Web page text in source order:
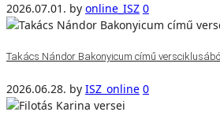
2026.07.01. by online_ISZ 0
Takács Nándor Bakonyicum című versciklusából
2026.06.28. by ISZ_online 0